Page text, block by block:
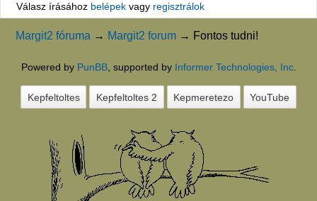
Válasz írásához belépekvagy regisztrálok
Margit2 fóruma → Margit2 forum → Fontos tudni!
Powered by PunBB, supported by Informer Technologies, Inc.